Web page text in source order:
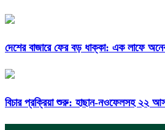
দেশের বাজারে ফের বড় ধাক্কা: এক লাফে
বিচার প্রক্রিয়া শুরু: হাছান-নওফেলসহ ২২